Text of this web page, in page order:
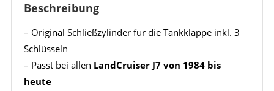
Beschreibung
– Original Schließzylinder für die Tankklappe inkl. 3
Schlüsseln
– Passt bei allen LandCruiser J7 von 1984 bis
heute